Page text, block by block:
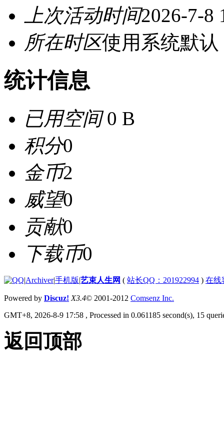
上次活动时间2026-7-8
所在时区使用系统默认
统计信息
已用空间0 B
积分0
金币2
威望0
贡献0
下载币0
|Archiver|手机版|艺束人生网 ( 站长QQ：201922994 ) 在线
Powered by Discuz! X3.4© 2001-2012 Comsenz Inc.
GMT+8, 2026-8-9 17:58 , Processed in 0.061185 second(s), 15
返回顶部